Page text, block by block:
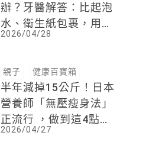
辦？牙醫解答：比起泡
水、衛生紙包裹，用
「牛奶」更好！
2026/04/28
親子 健康百寶箱
半年減掉15公斤！日本
營養師「無壓瘦身法」
正流行 ，做到這4點，
不靠飢餓或健身房，就
2026/04/27